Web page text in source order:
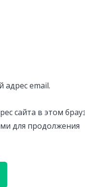
адрес email.
сайта в этом
для продолжения